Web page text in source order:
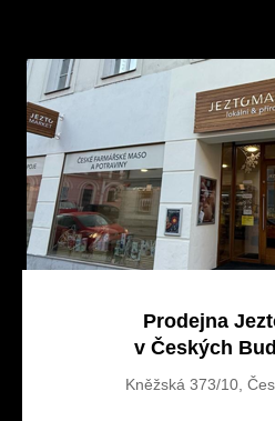
Prodejna
v Českých
Kněžská 373/10,